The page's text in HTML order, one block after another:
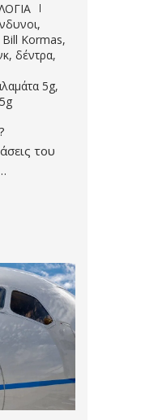
,
Bill Kormas,
, δέντρα,
5g,
του